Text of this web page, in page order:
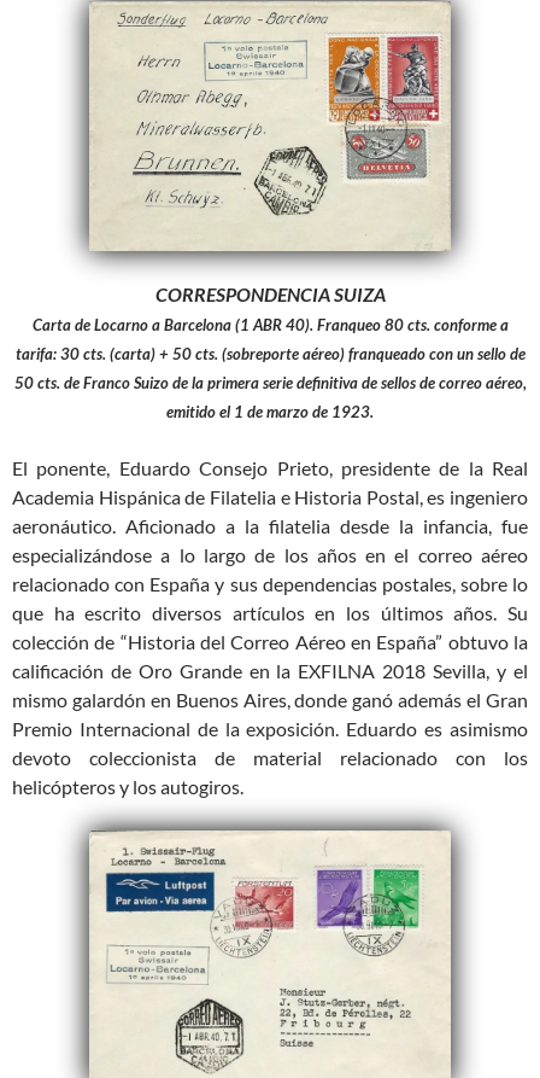
CORRESPONDENCIA SUIZA
Carta de Locarno a Barcelona (1 ABR 40). Franqueo 80 cts. conforme a
tarifa: 30 cts. (carta) + 50 cts. (sobreporte aéreo) franqueado con un sello de
50 cts. de Franco Suizo de la primera serie definitiva de sellos de correo aéreo,
emitido el 1 de marzo de 1923.
El ponente, Eduardo Consejo Prieto, presidente de la Real
Academia Hispánica de Filatelia e Historia Postal, es ingeniero
aeronáutico. Aficionado a la filatelia desde la infancia, fue
especializándose a lo largo de los años en el correo aéreo
relacionado con España y sus dependencias postales, sobre lo
que ha escrito diversos artículos en los últimos años. Su
colección de “Historia del Correo Aéreo en España” obtuvo la
calificación de Oro Grande en la EXFILNA 2018 Sevilla, y el
mismo galardón en Buenos Aires, donde ganó además el Gran
Premio Internacional de la exposición. Eduardo es asimismo
devoto coleccionista de material relacionado con los
helicópteros y los autogiros.